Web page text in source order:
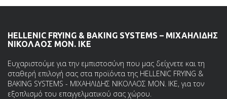
HELLENIC FRYING & BAKING SYSTEMS – ΜΙΧΑΗΛΙΔΗΣ
ΝΙΚΟΛΑΟΣ ΜΟΝ. ΙΚΕ
Ευχαριστούμε για την εμπιστοσύνη που μας δείχνετε και τη
σταθερή επιλογή σας στα προϊόντα της HELLENIC FRYING &
BAKING SYSTEMS - ΜΙΧΑΗΛΙΔΗΣ ΝΙΚΟΛΑΟΣ ΜΟΝ. ΙΚΕ, για τον
εξοπλισμό του επαγγελματικού σας χώρου.